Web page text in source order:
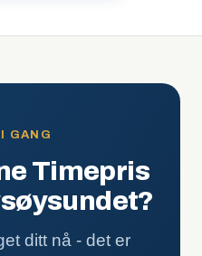
I GANG
Timepris
ditt nå - det er